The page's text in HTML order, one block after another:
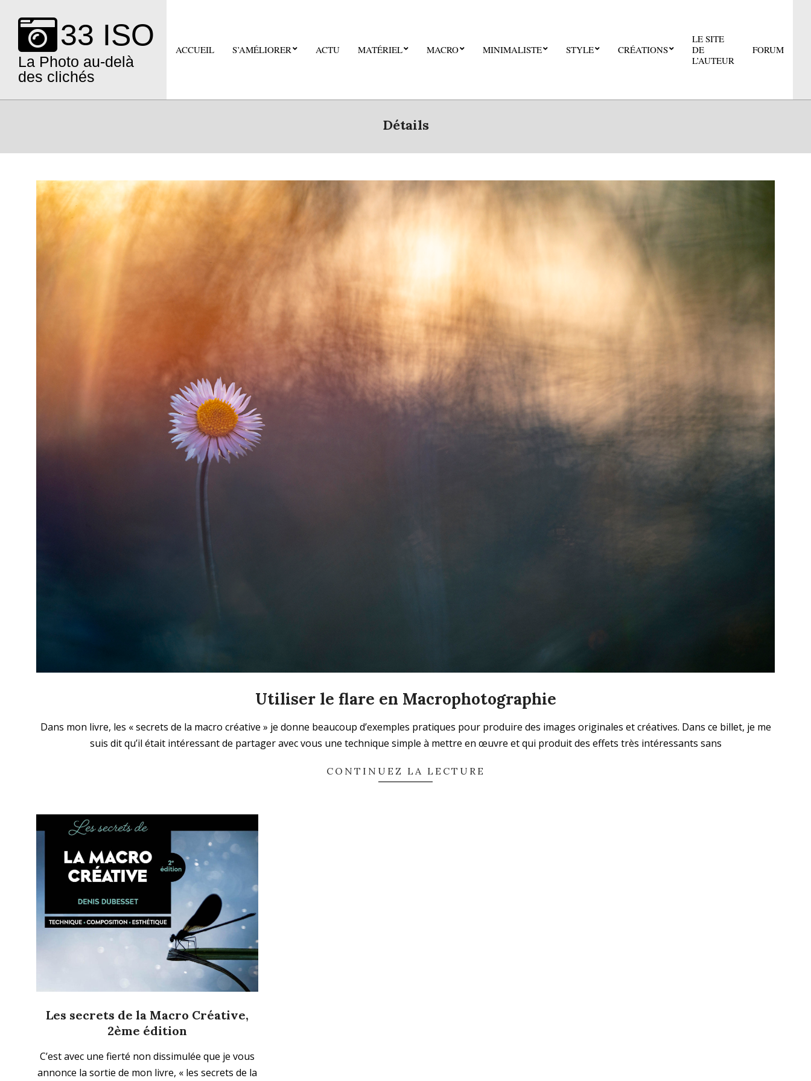
content
33 ISO
La Photo au-delà
des clichés
ACCUEIL S’AMÉLIORER ACTU MATÉRIEL MACRO MINIMALISTE STYLE CRÉATIONS
LE SITE
DE
L’AUTEUR
FORUM
Détails
Utiliser le flare en Macrophotographie
02-
Dans mon livre, les « secrets de la macro créative » je donne beaucoup d’exemples pratiques pour produire des images originales et créatives. Dans ce billet, je me
suis dit qu’il était intéressant de partager avec vous une technique simple à mettre en œuvre et qui produit des effets très intéressants sans
CONTINUEZ LA LECTURE
Les secrets de la Macro Créative,
2ème édition
02-
C’est avec une fierté non dissimulée que je vous
annonce la sortie de mon livre, « les secrets de la